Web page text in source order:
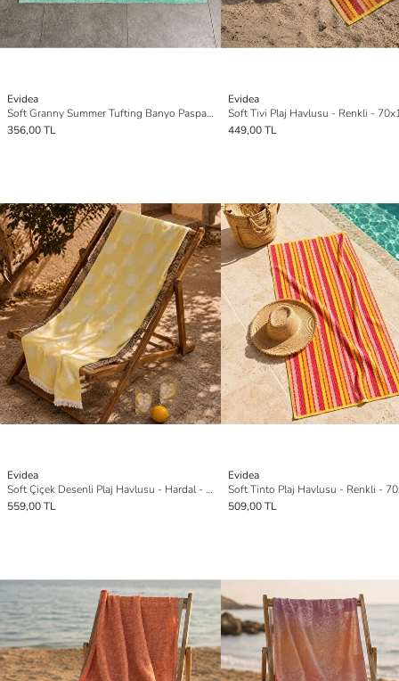
Evidea
Soft Granny Summer Tufting Banyo Paspası - Beyaz - 60x90 cm
356,00 TL
Evidea
Soft Tivi Plaj Havlusu - Renkli -
449,00 TL
Evidea
Soft Çiçek Desenli Plaj Havlusu - Hardal - 70x140 cm
559,00 TL
Evidea
509,00 TL